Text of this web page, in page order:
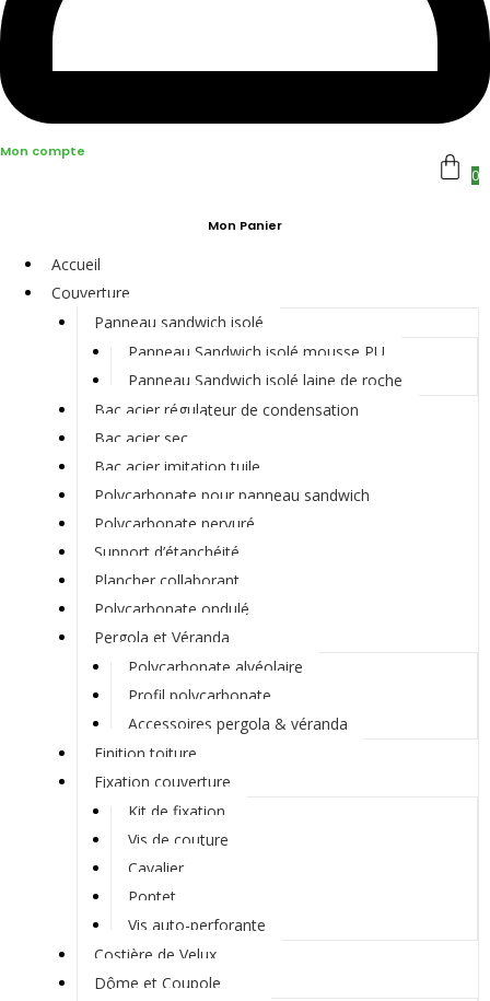
Mon compte
0
Mon Panier
Accueil
Couverture
Panneau sandwich isolé
Panneau Sandwich isolé mousse PU
Panneau Sandwich isolé laine de roche
Bac acier régulateur de condensation
Bac acier sec
Bac acier imitation tuile
Polycarbonate pour panneau sandwich
Polycarbonate nervuré
Support d’étanchéité
Plancher collaborant
Polycarbonate ondulé
Pergola et Véranda
Polycarbonate alvéolaire
Profil polycarbonate
Accessoires pergola & véranda
Finition toiture
Fixation couverture
Kit de fixation
Vis de couture
Cavalier
Pontet
Vis auto-perforante
Costière de Velux
Dôme et Coupole